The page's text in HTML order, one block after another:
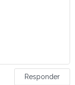
Responder